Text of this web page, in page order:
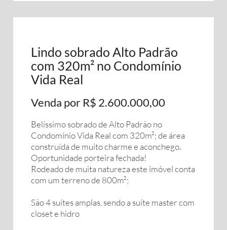
Lindo sobrado Alto Padrão
com 320m² no Condomínio
Vida Real
Venda por R$ 2.600.000,00
Belíssimo sobrado de Alto Padrão no
Condomínio Vida Real com 320m²; de área
construída de muito charme e aconchego.
Oportunidade porteira fechada!
Rodeado de muita natureza este imóvel conta
com um terreno de 800m²;
São 4 suítes amplas, sendo a suíte master com
closet e hidro